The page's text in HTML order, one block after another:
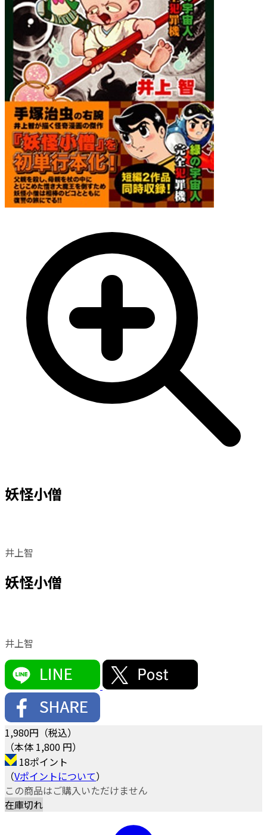
妖怪小僧
井上智
妖怪小僧
井上智
1,980円（税込）
（本体 1,800 円）
18ポイント
（Vポイントについて）
この商品はご購入いただけません
在庫切れ